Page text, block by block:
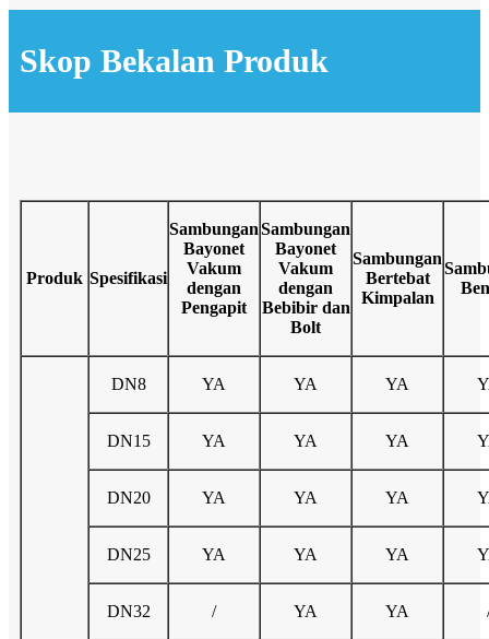
Skop Bekalan Produk
Produk Spesifikasi
Sambungan
Bayonet
Vakum
dengan
Pengapit
Sambungan
Bayonet
Vakum
dengan
Bebibir dan
Bolt
Sambungan
Bertebat
Kimpalan
DN8 YA YA YA
DN15 YA YA YA
DN20 YA YA YA
DN25 YA YA YA
DN32 / YA YA